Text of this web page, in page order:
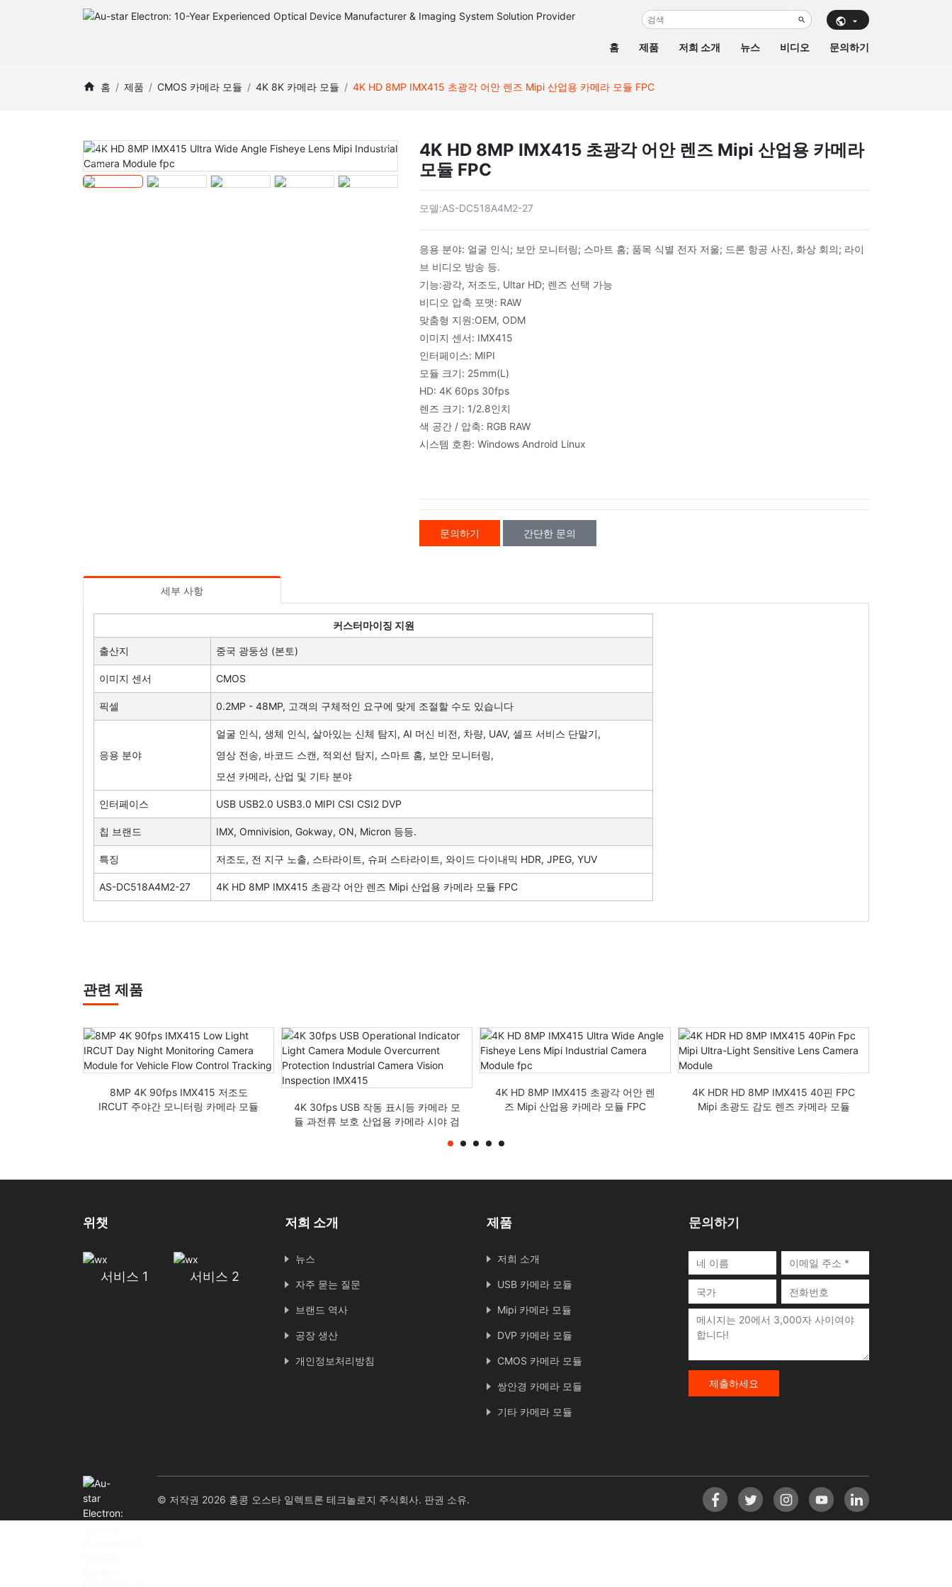
홈 제품 저희 소개 뉴스 비디오 문의하기
홈 제품 CMOS 카메라 모듈 4K 8K 카메라 모듈 4K HD 8MP IMX415 초광각 어안 렌즈 Mipi 산업용 카메라 모듈 FPC
4K HD 8MP IMX415 초광각 어안 렌즈 Mipi 산업용 카메라
모듈 FPC
모델:AS-DC518A4M2-27
응용 분야: 얼굴 인식; 보안 모니터링; 스마트 홈; 품목 식별 전자 저울; 드론 항공 사진, 화상 회의; 라이
브 비디오 방송 등.
기능:광각, 저조도, Ultar HD; 렌즈 선택 가능
비디오 압축 포맷: RAW
맞춤형 지원:OEM, ODM
이미지 센서: IMX415
인터페이스: MIPI
모듈 크기: 25mm(L)
HD: 4K 60ps 30fps
렌즈 크기: 1/2.8인치
색 공간 / 압축: RGB RAW
시스템 호환: Windows Android Linux
문의하기 간단한 문의
세부 사항
커스터마이징 지원
출산지 중국 광둥성 (본토)
이미지 센서 CMOS
픽셀 0.2MP - 48MP, 고객의 구체적인 요구에 맞게 조절할 수도 있습니다
응용 분야
얼굴 인식, 생체 인식, 살아있는 신체 탐지, AI 머신 비전, 차량, UAV, 셀프 서비스 단말기,
영상 전송, 바코드 스캔, 적외선 탐지, 스마트 홈, 보안 모니터링,
모션 카메라, 산업 및 기타 분야
인터페이스 USB USB2.0 USB3.0 MIPI CSI CSI2 DVP
칩 브랜드 IMX, Omnivision, Gokway, ON, Micron 등등.
특징 저조도, 전 지구 노출, 스타라이트, 슈퍼 스타라이트, 와이드 다이내믹 HDR, JPEG, YUV
AS-DC518A4M2-27 4K HD 8MP IMX415 초광각 어안 렌즈 Mipi 산업용 카메라 모듈 FPC
관련 제품
8MP 4K 90fps IMX415 저조도
IRCUT 주야간 모니터링 카메라 모듈
4K 30fps USB 작동 표시등 카메라 모
듈 과전류 보호 산업용 카메라 시야 검
4K HD 8MP IMX415 초광각 어안 렌
즈 Mipi 산업용 카메라 모듈 FPC
4K HDR HD 8MP IMX415 40핀 FPC
Mipi 초광도 감도 렌즈 카메라 모듈
위챗
서비스 1 서비스 2
저희 소개
뉴스
자주 묻는 질문
브랜드 역사
공장 생산
개인정보처리방침
제품
저희 소개
USB 카메라 모듈
Mipi 카메라 모듈
DVP 카메라 모듈
CMOS 카메라 모듈
쌍안경 카메라 모듈
기타 카메라 모듈
문의하기
제출하세요
© 저작권 2026 홍콩 오스타 일렉트론 테크놀로지 주식회사. 판권 소유.